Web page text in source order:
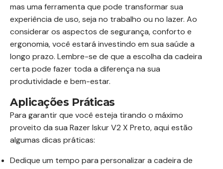
mas uma ferramenta que pode transformar sua
experiência de uso, seja no trabalho ou no lazer. Ao
considerar os aspectos de segurança, conforto e
ergonomia, você estará investindo em sua saúde a
longo prazo. Lembre-se de que a escolha da cadeira
certa pode fazer toda a diferença na sua
produtividade e bem-estar.
Aplicações Práticas
Para garantir que você esteja tirando o máximo
proveito da sua Razer Iskur V2 X Preto, aqui estão
algumas dicas práticas:
Dedique um tempo para personalizar a cadeira de